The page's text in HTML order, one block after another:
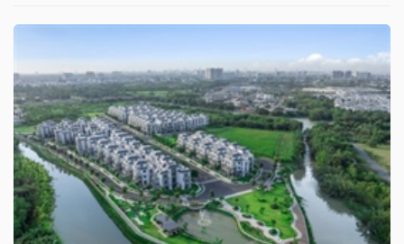
TIÊU
DÙNG
KHÔNG
THIẾT